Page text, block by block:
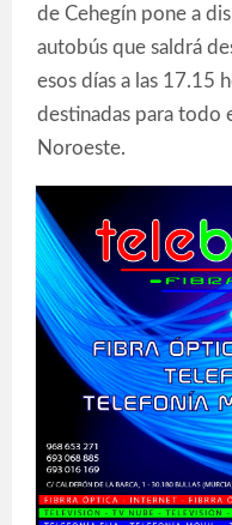
de Cehegín pone a
autobús que saldrá
esos días a las 17.15
destinadas para todo
Noroeste.